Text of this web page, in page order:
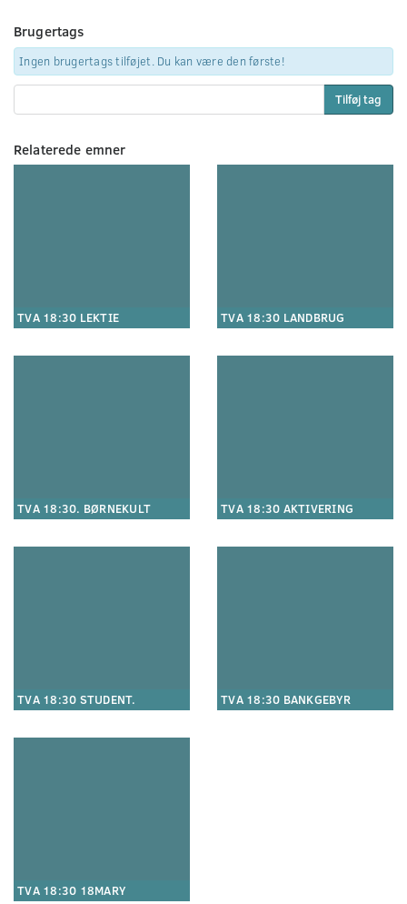
Brugertags
Ingen brugertags tilføjet. Du kan være den første!
Tilføj tag
Relaterede emner
TVA 18:30 LEKTIE TVA 18:30 LANDBRUG
TVA 18:30. BØRNEKULT TVA 18:30 AKTIVERING
TVA 18:30 STUDENT. TVA 18:30 BANKGEBYR
TVA 18:30 18MARY